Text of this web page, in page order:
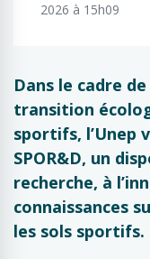
2026 à 15h09
Dans le cadre
transition
sportifs, l’Unep
SPOR&D, un
recherche, à
connaissances
les sols sportifs.